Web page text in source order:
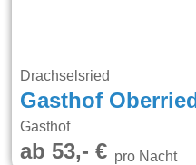
Drachselsried
Gasthof Oberried
Gasthof
ab 53,- €pro Nacht